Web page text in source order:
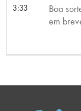
3:33
Boa
em